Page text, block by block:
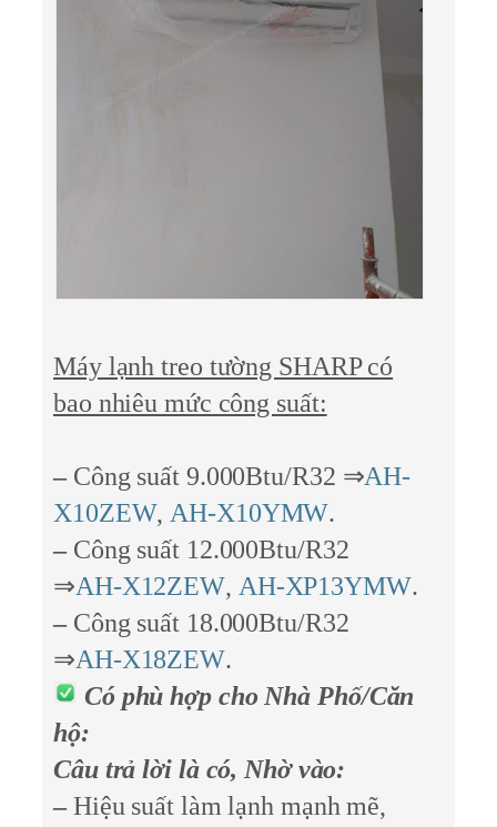
Máy lạnh treo tường SHARP có
bao nhiêu mức công suất:
– Công suất 9.000Btu/R32 ⇒AH-
X10ZEW, AH-X10YMW.
– Công suất 12.000Btu/R32
⇒AH-X12ZEW, AH-XP13YMW.
– Công suất 18.000Btu/R32
⇒AH-X18ZEW.
Có phù hợp cho Nhà Phố/Căn
hộ:
Câu trả lời là có, Nhờ vào:
– Hiệu suất làm lạnh mạnh mẽ,